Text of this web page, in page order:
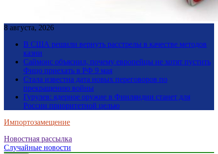
8 августа, 2026
В США решили вернуть расстрелы в качестве методов
казни
Саймонс объяснил, почему европейцы не хотят пустить
Фицо приехать в РФ 9 мая
Стала известна дата новых переговоров по
прекращению войны
Гурулев: ядерное оружие в Финляндии станет для
России приоритетной целью
Импортозамещение
Новостная рассылка
Случайные новости